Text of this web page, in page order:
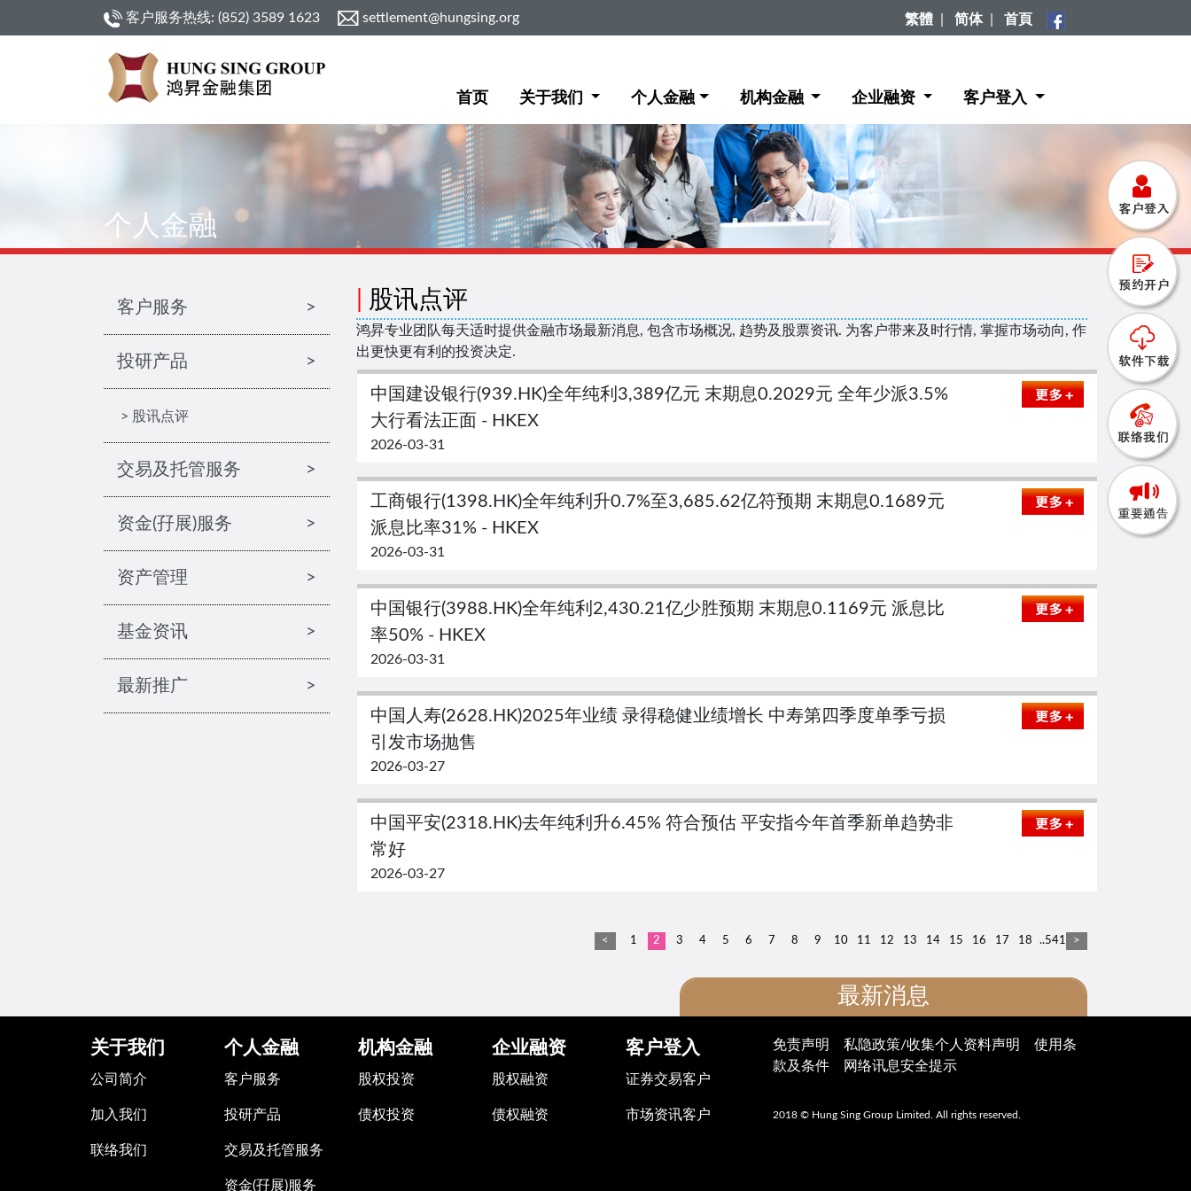
客户服务热线: (852) 3589 1623 settlement@hungsing.org
首页 关于我们 个人金融 机构金融 企业融资 客户登入
繁體 简体| 首頁
个人金融
客户服务 >
投研产品 >
> 股讯点评
交易及托管服务 >
资金(孖展)服务 >
资产管理 >
基金资讯 >
最新推广 >
股讯点评
鸿昇专业团队每天适时提供金融市场最新消息, 包含市场概况, 趋势及股票资讯. 为客户带来及时行情, 掌握市场动向, 作
出更快更有利的投资决定.
中国建设银行(939.HK)全年纯利3,389亿元 末期息0.2029元 全年少派3.5%
大行看法正面 - HKEX
2026-03-31
工商银行(1398.HK)全年纯利升0.7%至3,685.62亿符预期 末期息0.1689元
派息比率31% - HKEX
2026-03-31
中国银行(3988.HK)全年纯利2,430.21亿少胜预期 末期息0.1169元 派息比
率50% - HKEX
2026-03-31
中国人寿(2628.HK)2025年业绩 录得稳健业绩增长 中寿第四季度单季亏损
引发市场抛售
2026-03-27
中国平安(2318.HK)去年纯利升6.45% 符合预估 平安指今年首季新单趋势非
常好
2026-03-27
< 1 2 3 4 5 6 7 8 9 10 11 12 13 14 15 16 17 18 ..541 >
最新消息
重要通告 最新推广
有关恶劣天气下维持交易的通知
参考香港交易所于 2024 年 6 月 18 日发布的香港证券及衍生
产品市场维持恶劣天气下交易的
关于我们
公司简介
加入我们
联络我们
个人金融
客户服务
投研产品
交易及托管服务
资金(孖展)服务
机构金融
股权投资
债权投资
企业融资
股权融资
债权融资
客户登入
证券交易客户
市场资讯客户
免责声明 私隐政策/收集个人资料声明
使用条
款及条件
网络讯息安全提示
2018 © Hung Sing Group Limited. All rights reserved.